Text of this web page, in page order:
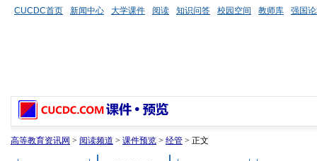
CUCDC首页 新闻中心 大学课件 阅读 知识问答 校园空间 教师库 强国
高等教育资讯网 > 阅读频道 > 课件预览 > 经管 > 正文